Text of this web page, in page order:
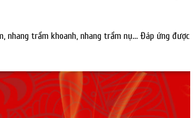
nhang trầm khoanh, nhang trầm nụ… Đáp ứng được